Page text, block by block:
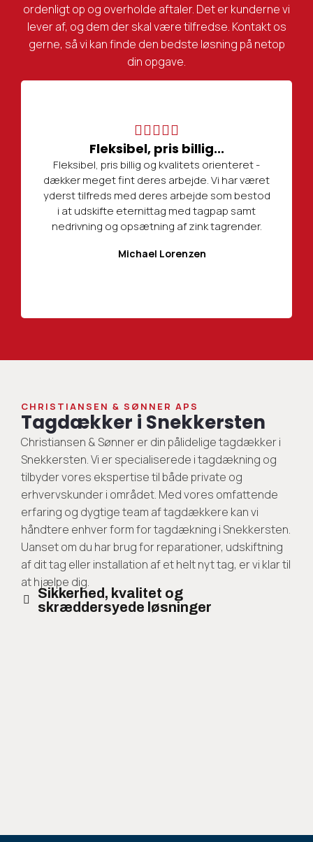
ordenligt op og overholde aftaler. Det er kunderne vi
lever af, og dem der skal være tilfredse. Kontakt os
gerne, så vi kan finde den bedste løsning på netop
din opgave.
Fleksibel, pris billig...
Fleksibel, pris billig og kvalitets orienteret -
dækker meget fint deres arbejde. Vi har været
yderst tilfreds med deres arbejde som bestod
i at udskifte eternittag med tagpap samt
nedrivning og opsætning af zink tagrender.
Michael Lorenzen
CHRISTIANSEN & SØNNER APS
Tagdækker i Snekkersten
Christiansen & Sønner er din pålidelige tagdækker i
Snekkersten. Vi er specialiserede i tagdækning og
tilbyder vores ekspertise til både private og
erhvervskunder i området. Med vores omfattende
erfaring og dygtige team af tagdækkere kan vi
håndtere enhver form for tagdækning i Snekkersten.
Uanset om du har brug for reparationer, udskiftning
af dit tag eller installation af et helt nyt tag, er vi klar til
at hjælpe dig.
Sikkerhed, kvalitet og
skræddersyede løsninger